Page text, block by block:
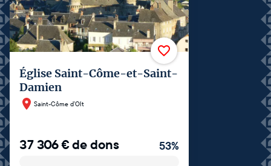
Église Saint-Côme-et-Saint-
Damien
Saint-Côme d'Olt
37 306€de dons 53%